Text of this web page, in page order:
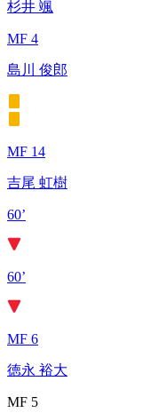
杉井 颯
MF 4
島川 俊郎
MF 14
吉尾 虹樹
60’
60’
MF 6
徳永 裕大
MF 5